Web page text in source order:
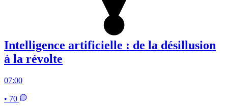
Intelligence artificielle : de la désillusion
à la révolte
07:00
• 70